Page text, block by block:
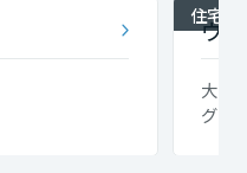
住宅展
ウ
大阪
グ ウ